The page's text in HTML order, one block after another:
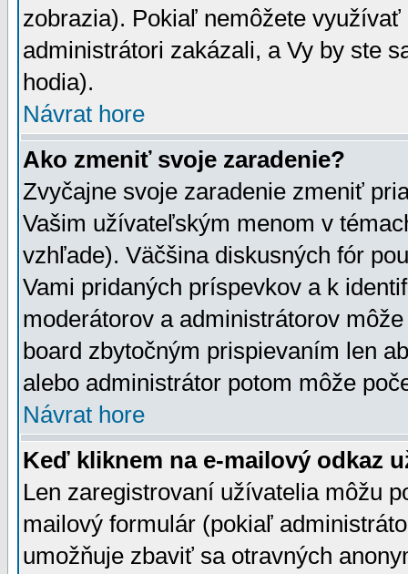
zobrazia). Pokiaľ nemôžete
administrátori zakázali, a Vy by ste
hodia).
Návrat hore
Ako zmeniť svoje zaradenie?
Zvyčajne svoje zaradenie zmeniť
Vašim užívateľským menom v
vzhľade). Väčšina diskusných fór
Vami pridaných príspevkov a k
moderátorov a administrátorov
board zbytočným prispievaním len
alebo administrátor potom môže
Návrat hore
Keď kliknem na e-mailový odkaz
Len zaregistrovaní užívatelia môžu
mailový formulár (pokiaľ
umožňuje zbaviť sa otravných